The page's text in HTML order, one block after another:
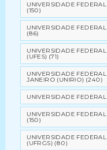
UNIVERSIDADE
(150)
UNIVERSIDADE
(86)
UNIVERSIDADE
(UFES) (71)
UNIVERSIDADE
JANEIRO (UNIRIO) (240)
UNIVERSIDADE
UNIVERSIDADE
(150)
UNIVERSIDADE
(UFRGS) (80)